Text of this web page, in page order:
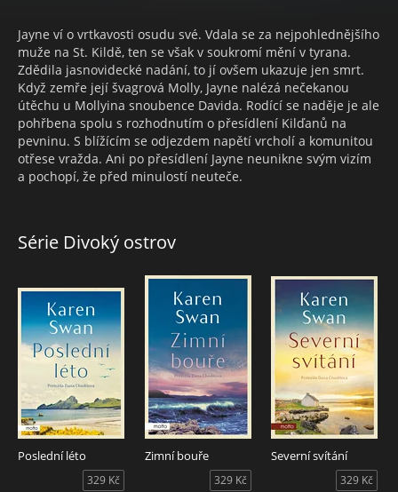
Jayne ví o vrtkavosti osudu své. Vdala se za nejpohlednějšího
muže na St. Kildě, ten se však v soukromí mění v tyrana.
Zdědila jasnovidecké nadání, to jí ovšem ukazuje jen smrt.
Když zemře její švagrová Molly, Jayne nalézá nečekanou
útěchu u Mollyina snoubence Davida. Rodící se naděje je ale
pohřbena spolu s rozhodnutím o přesídlení Kilďanů na
pevninu. S blížícím se odjezdem napětí vrcholí a komunitou
otřese vražda. Ani po přesídlení Jayne neunikne svým vizím
a pochopí, že před minulostí neuteče.
Série Divoký ostrov
Poslední léto
329 Kč
Zimní bouře
329 Kč
Severní svítání
329 Kč